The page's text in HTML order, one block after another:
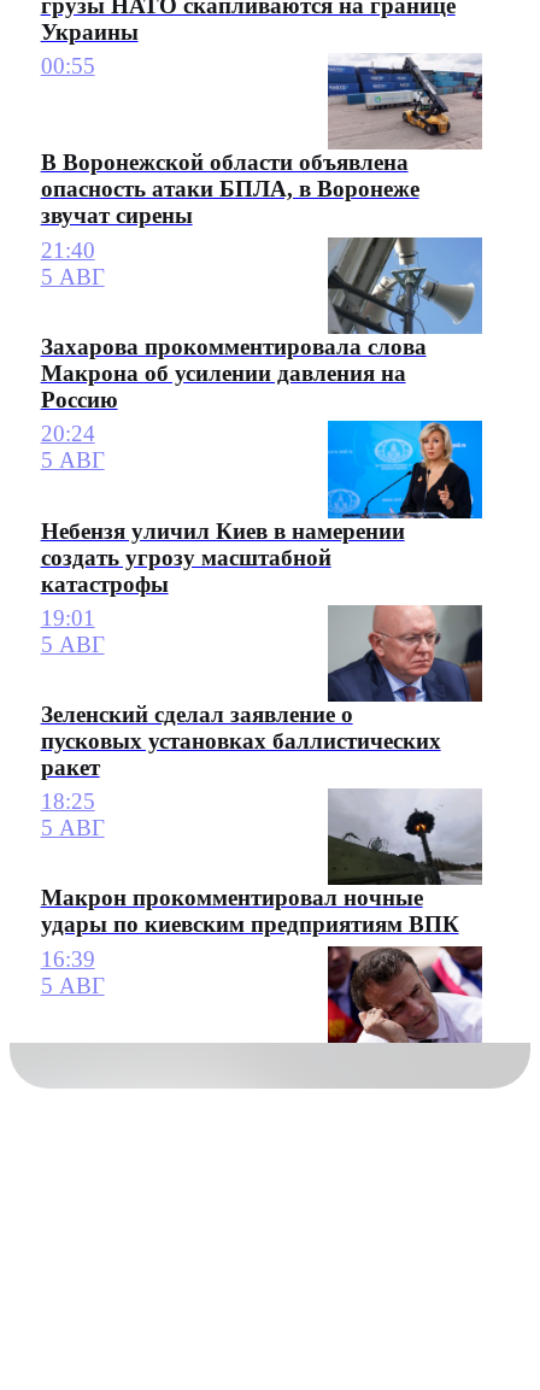
грузы НАТО скапливаются на границе
Украины
00:55
В Воронежской области объявлена
опасность атаки БПЛА, в Воронеже
звучат сирены
21:40
5 АВГ
Захарова прокомментировала слова
Макрона об усилении давления на
Россию
20:24
5 АВГ
Небензя уличил Киев в намерении
создать угрозу масштабной
катастрофы
19:01
5 АВГ
Зеленский сделал заявление о
пусковых установках баллистических
ракет
18:25
5 АВГ
Макрон прокомментировал ночные
удары по киевским предприятиям ВПК
16:39
5 АВГ